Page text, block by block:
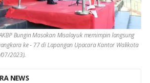
Bungin Masokan Misalayuk memimpin langsung
Upacara Kantor Walikota
2023).
NEWS